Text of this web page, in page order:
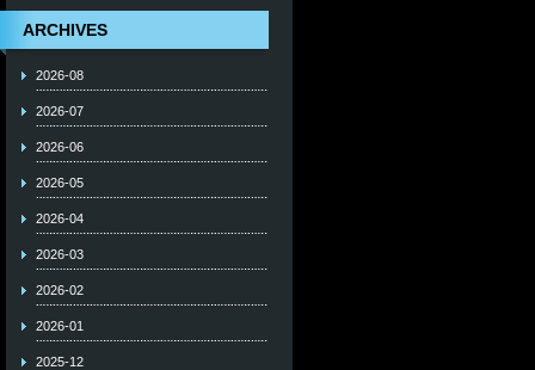
ARCHIVES
2026-08
2026-07
2026-06
2026-05
2026-04
2026-03
2026-02
2026-01
2025-12